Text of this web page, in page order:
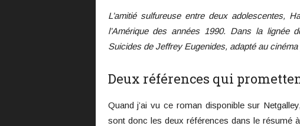
L’amitié sulfureuse entre deux adolescentes,
l’Amérique des années 1990. Dans la lignée
Suicides de Jeffrey Eugenides, adapté au
Deux références qui
Quand j’ai vu ce roman disponible sur
sont donc les deux références dans le résumé à